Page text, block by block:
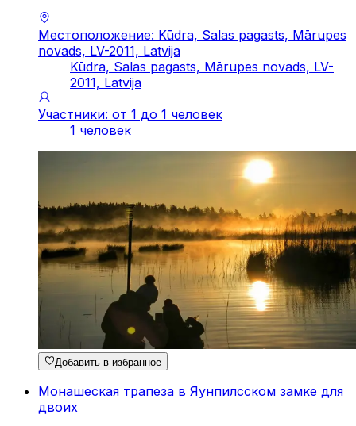
Местоположение: Kūdra, Salas pagasts, Mārupes
novads, LV-2011, Latvija
Kūdra, Salas pagasts, Mārupes novads, LV-
2011, Latvija
Участники: от 1 до 1 человек
1 человек
Добавить в избранное
Монашеская трапеза в Яунпилсском замке для
двоих